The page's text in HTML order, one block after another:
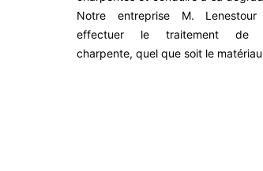
Notre entreprise M.
effectuer le traitement de
charpente, quel que soit le